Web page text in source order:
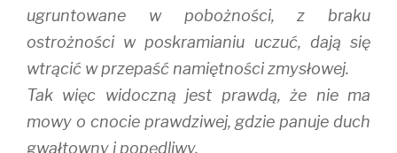
ugruntowane w pobożności, z braku
ostrożności w poskramianiu uczuć, dają się
wtrącić w przepaść namiętności zmysłowej.
Tak więc widoczną jest prawdą, że nie ma
mowy o cnocie prawdziwej, gdzie panuje duch
gwałtowny i popędliwy.